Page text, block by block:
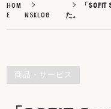
HOM
E
NSKLOG
「
た。
商品・サービス